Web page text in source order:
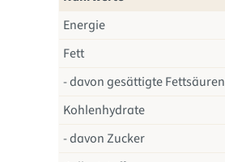
Energie
Fett
- davon gesättigte Fettsäuren
Kohlenhydrate
- davon Zucker